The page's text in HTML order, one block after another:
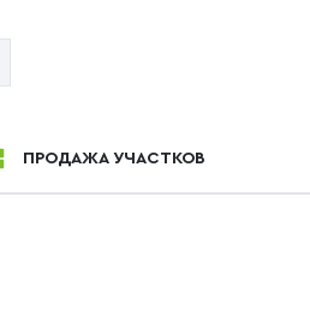
ПРОДАЖА УЧАСТКОВ